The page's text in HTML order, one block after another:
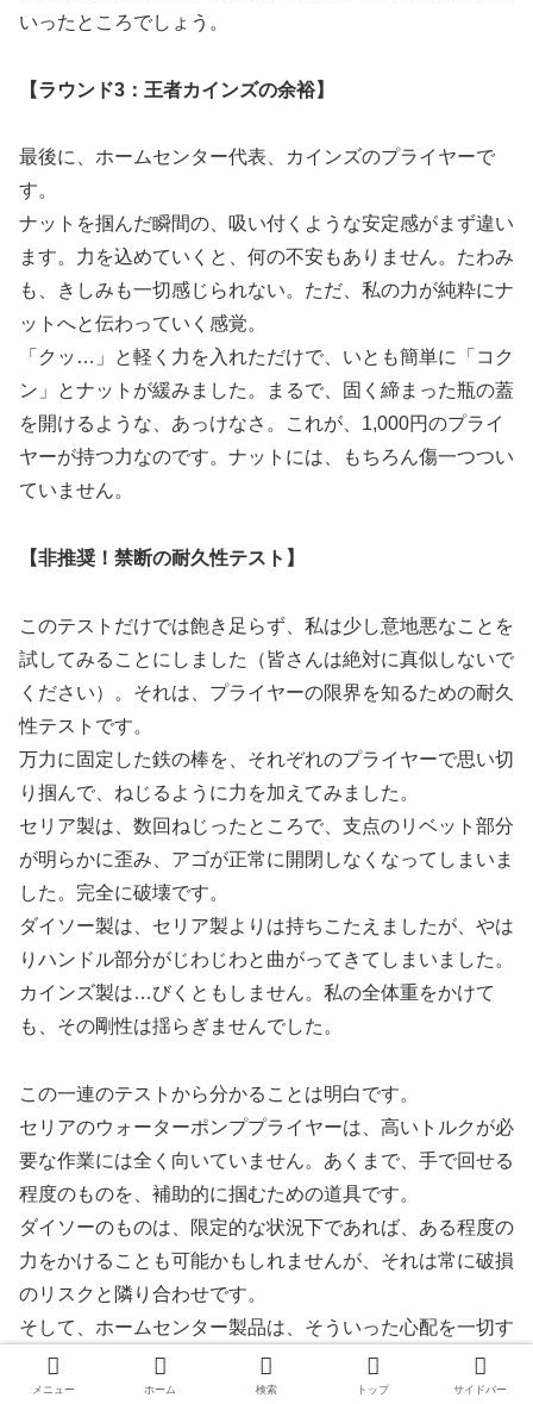
いったところでしょう。
【ラウンド3：王者カインズの余裕】
最後に、ホームセンター代表、カインズのプライヤーで
す。
ナットを掴んだ瞬間の、吸い付くような安定感がまず違い
ます。力を込めていくと、何の不安もありません。たわみ
も、きしみも一切感じられない。ただ、私の力が純粋にナ
ットへと伝わっていく感覚。
「クッ…」と軽く力を入れただけで、いとも簡単に「コク
ン」とナットが緩みました。まるで、固く締まった瓶の蓋
を開けるような、あっけなさ。これが、1,000円のプライ
ヤーが持つ力なのです。ナットには、もちろん傷一つつい
ていません。
【非推奨！禁断の耐久性テスト】
このテストだけでは飽き足らず、私は少し意地悪なことを
試してみることにしました（皆さんは絶対に真似しないで
ください）。それは、プライヤーの限界を知るための耐久
性テストです。
万力に固定した鉄の棒を、それぞれのプライヤーで思い切
り掴んで、ねじるように力を加えてみました。
セリア製は、数回ねじったところで、支点のリベット部分
が明らかに歪み、アゴが正常に開閉しなくなってしまいま
した。完全に破壊です。
ダイソー製は、セリア製よりは持ちこたえましたが、やは
りハンドル部分がじわじわと曲がってきてしまいました。
カインズ製は…びくともしません。私の全体重をかけて
も、その剛性は揺らぎませんでした。
この一連のテストから分かることは明白です。
セリアのウォーターポンププライヤーは、高いトルクが必
要な作業には全く向いていません。あくまで、手で回せる
程度のものを、補助的に掴むための道具です。
ダイソーのものは、限定的な状況下であれば、ある程度の
力をかけることも可能かもしれませんが、それは常に破損
のリスクと隣り合わせです。
そして、ホームセンター製品は、そういった心配を一切す
ることなく、安心して作業に集中させてくれる、本物の
「工具」なのです。この安心感こそが、価格差の正体だと
メニュー ホーム 検索 トップ サイドバー